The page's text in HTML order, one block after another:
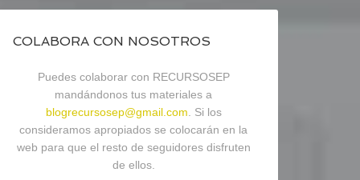
COLABORA CON NOSOTROS
Puedes colaborar con RECURSOSEP
mandándonos tus materiales a
blogrecursosep@gmail.com . Si los
consideramos apropiados se colocarán en la
web para que el resto de seguidores disfruten
de ellos.